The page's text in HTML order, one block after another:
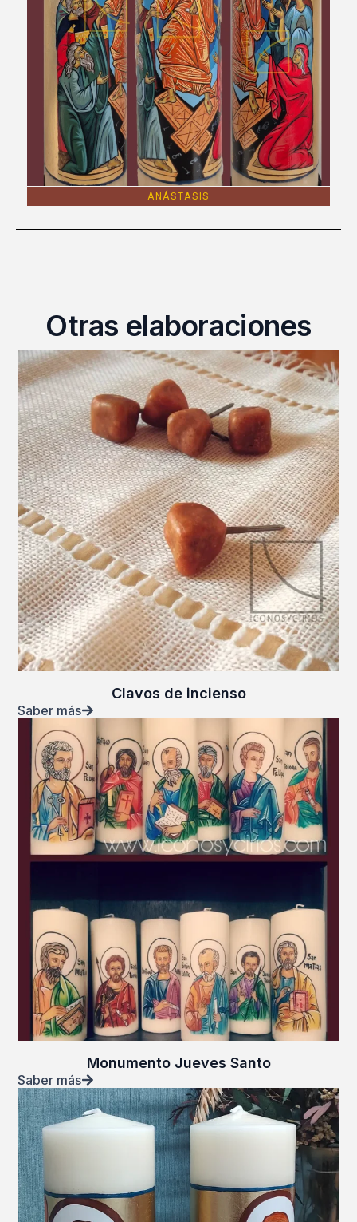
ANÁSTASIS
Otras elaboraciones
Clavos de incienso
Saber más
Monumento Jueves Santo
Saber más